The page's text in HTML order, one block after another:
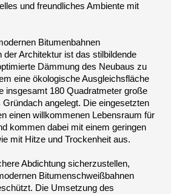
und freundliches Ambiente mit
Bitumenbahnen
der Architektur ist das stilbildende
Dämmung des Neubaus zu
eine ökologische Ausgleichsfläche
insgesamt 180 Quadratmeter große
angelegt. Die eingesetzten
einen willkommenen Lebensraum für
kommen dabei mit einem geringen
mit Hitze und Trockenheit aus.
Abdichtung sicherzustellen,
Bitumenschweißbahnen
Die Umsetzung des